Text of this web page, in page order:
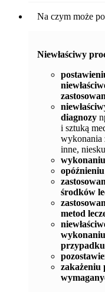
Na czym może
Niewłaściwy
diagnozy
i sztuką
wykonania
inne,
środków
metod
zakażeniu